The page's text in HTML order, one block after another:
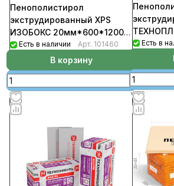
Пенополистирол
экструдированный XPS
ИЗОБОКС 20мм*600*1200
(уп-20шт/14,4кв.м/0.288куб.м)
Есть в наличии Арт. 101460
В корзину
(уп-
Есть в